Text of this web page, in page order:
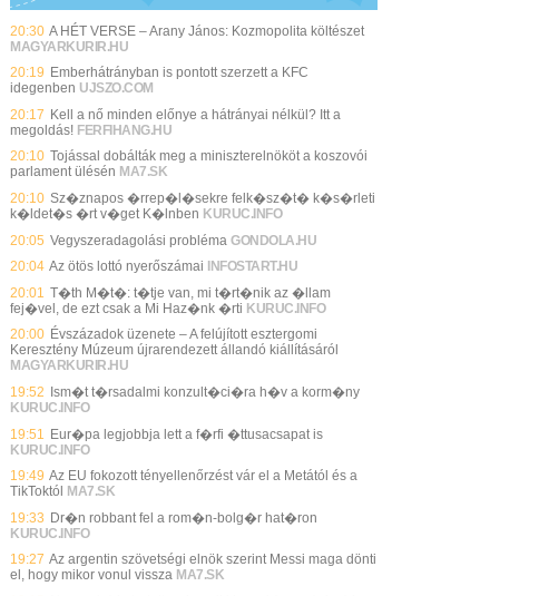
20:30 A HÉT VERSE – Arany János: Kozmopolita költészet
MAGYARKURIR.HU
20:19 Emberhátrányban is pontott szerzett a KFC
idegenben UJSZO.COM
20:17 Kell a nő minden előnye a hátrányai nélkül? Itt a
megoldás! FERFIHANG.HU
20:10 Tojással dobálták meg a miniszterelnököt a koszovói
parlament ülésén MA7.SK
20:10 Sz�znapos �rrep�l�sekre felk�sz�t� k�s�rleti
k�ldet�s �rt v�get K�lnben KURUC.INFO
20:05 Vegyszeradagolási probléma GONDOLA.HU
20:04 Az ötös lottó nyerőszámai
INFOSTART.HU
20:01 T�th M�t�: t�tje van, mi t�rt�nik az �llam
fej�vel, de ezt csak a Mi Haz�nk �rti KURUC.INFO
20:00 Évszázadok üzenete – A felújított esztergomi
Keresztény Múzeum újrarendezett állandó kiállításáról
MAGYARKURIR.HU
19:52
Ism�t t�rsadalmi konzult�ci�ra h�v a korm�ny
KURUC.INFO
19:51
Eur�pa legjobbja lett a f�rfi �ttusacsapat is
KURUC.INFO
19:49 Az EU fokozott tényellenőrzést vár el a Metától és a
TikToktól
MA7.SK
19:33 Dr�n robbant fel a rom�n-bolg�r hat�ron
KURUC.INFO
19:27 Az argentin szövetségi elnök szerint Messi maga dönti
el, hogy mikor vonul vissza MA7.SK